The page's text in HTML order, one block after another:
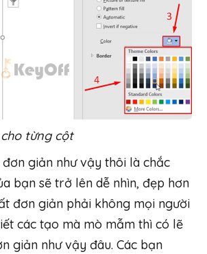
từng cột
đơn giản như vậy thôi là chắc
bạn sẽ trở lên dễ nhìn, đẹp hơn
đơn giản phải không mọi người
các tạo mà mò mẫm thì có lẽ
giản như vậy đâu. Các bạn